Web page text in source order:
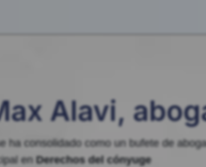
Alavi,
ha consolidado como un bufete de
en Derechos del cónyuge